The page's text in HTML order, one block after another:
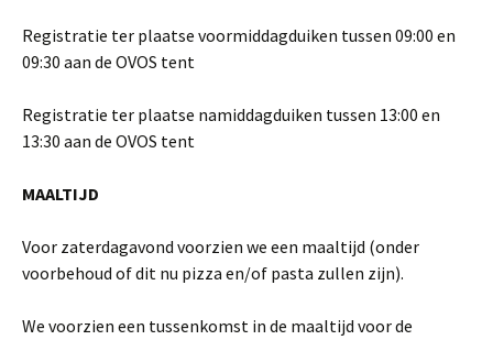
Registratie ter plaatse voormiddagduiken tussen 09:00 en
09:30 aan de OVOS tent
Registratie ter plaatse namiddagduiken tussen 13:00 en
13:30 aan de OVOS tent
MAALTIJD
Voor zaterdagavond voorzien we een maaltijd (onder
voorbehoud of dit nu pizza en/of pasta zullen zijn).
We voorzien een tussenkomst in de maaltijd voor de